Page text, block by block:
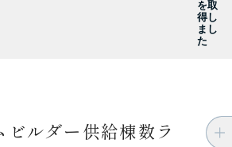
を取
得し
まし
た
ビルダー供給棟数ラ